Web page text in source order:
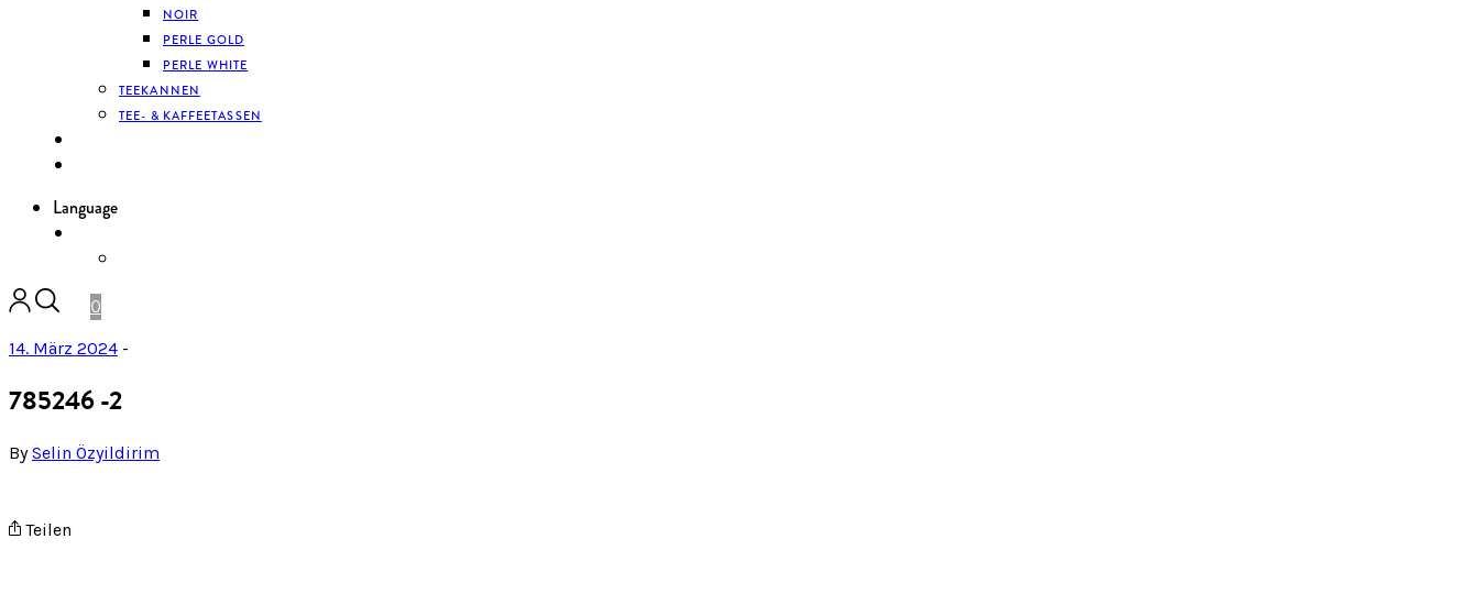
NOIR
PERLE GOLD
PERLE WHITE
TEEKANNEN
TEE- & KAFFEETASSEN
Language
0
14. März 2024 -
785246 -2
BySelin Özyildirim
Teilen